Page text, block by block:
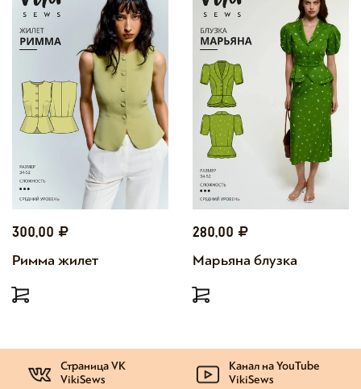
300,00
Римма жилет
280,00
Марьяна блузка
Страница VK
VikiSews
Канал на YouTube
VikiSews